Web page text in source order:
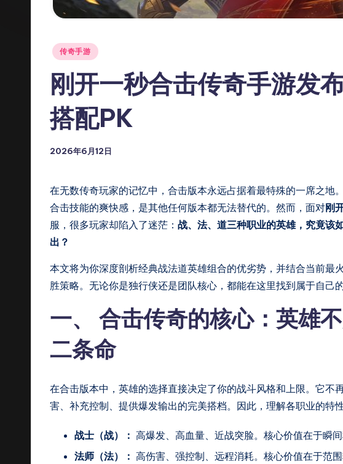
布
传
奇
找
私
服
上
Posted
传奇手游
刚开一秒合击传奇手游发
搭配PK
2026年6月12日
在无数传奇玩家的记忆中，合击版本永远占据着最特殊的一席之地
合击技能的爽快感，是其他任何版本都无法替代的。然而，面对刚
服，很多玩家却陷入了迷茫： 战、法、道三种职业的英雄，究竟该
出？
本文将为你深度剖析经典战法道英雄组合的优劣势，并结合当前最
胜策略。无论你是独行侠还是团队核心，都能在这里找到属于自己的
一、 合击传奇的核心：英雄
二条命
在合击版本中，英雄的选择直接决定了你的战斗风格和上限。它不
害、补充控制、提供爆发输出的完美搭档。因此，理解各职业的特
战士（战）： 高爆发、高血量、近战突脸。核心价值在于瞬间
法师（法）： 高伤害、强控制、远程消耗。核心价值在于范围